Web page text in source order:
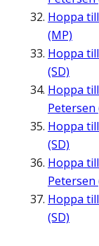
Hoppa till
(MP)
Hoppa till
(SD)
Hoppa till
Petersen
Hoppa till
(SD)
Hoppa till
Petersen
Hoppa till
(SD)